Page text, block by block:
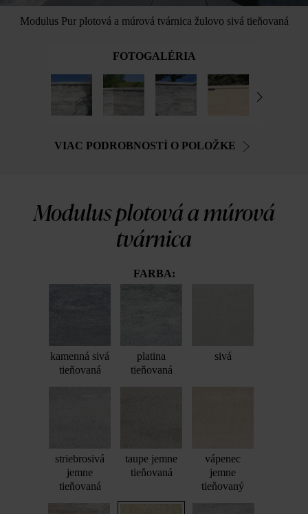
Modulus Pur plotová a múrová tvárnica žulovo sivá tieňovaná
FOTOGALÉRIA
VIAC PODROBNOSTÍ O POLOŽKE
Modulus plotová a múrová
tvárnica
FARBA:
kamenná sivá
tieňovaná
platina
tieňovaná
sivá
striebrosivá
jemne
tieňovaná
taupe jemne
tieňovaná
vápenec
jemne
tieňovaný